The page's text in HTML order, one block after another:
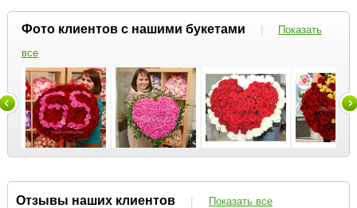
Фото клиентов с нашими букетами |
Показать
все
Отзывы наших клиентов | Показать все